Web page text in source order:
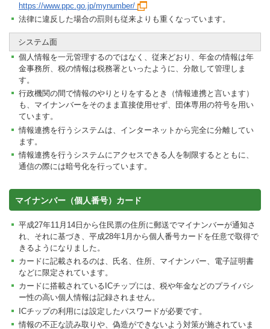
https://www.ppc.go.jp/mynumber/
法律に違反した場合の罰則も従来よりも重くなっています。
システム面
個人情報を一元管理するのではなく、従来どおり、年金の情報は年
金事務所、税の情報は税務署といったように、分散して管理しま
す。
行政機関の間で情報のやりとりをするとき（情報連携と言います）
も、マイナンバーをそのまま直接使用せず、団体専用の符号を用い
ています。
情報連携を行うシステムは、インターネットから完全に分離してい
ます。
情報連携を行うシステムにアクセスできる人を制限するとともに、
通信の際には暗号化を行っています。
マイナンバー（個人番号）カード
平成27年11月14日から住民票の住所に郵送でマイナンバーが通知さ
れ、それに基づき、平成28年1月から個人番号カードを任意で取得で
きるようになりました。
カードに記載されるのは、氏名、住所、マイナンバー、電子証明書
などに限定されています。
カードに搭載されているICチップには、税や年金などのプライバシ
ー性の高い個人情報は記録されません。
ICチップの利用には設定したパスワードが必要です。
情報の不正な読み取りや、偽造ができないよう対策が施されていま